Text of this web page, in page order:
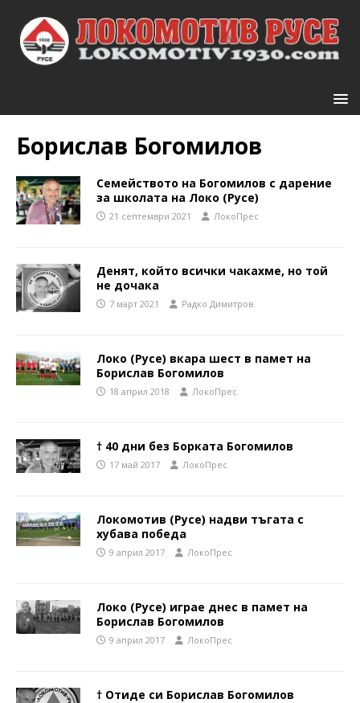
Борислав Богомилов
Семейството на Богомилов с дарение
за школата на Локо (Русе)
21 септември 2021 ЛокоПрес
Денят, който всички чакахме, но той
не дочака
7 март 2021 Радко Димитров
Локо (Русе) вкара шест в памет на
Борислав Богомилов
18 април 2018 ЛокоПрес
† 40 дни без Борката Богомилов
17 май 2017 ЛокоПрес
Локомотив (Русе) надви тъгата с
хубава победа
9 април 2017 ЛокоПрес
Локо (Русе) играе днес в памет на
Борислав Богомилов
9 април 2017 ЛокоПрес
† Отиде си Борислав Богомилов